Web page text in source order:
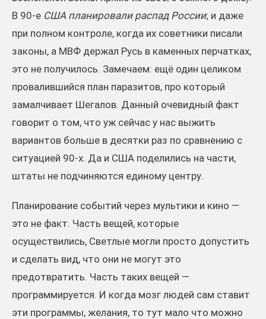
В 90-е США планировали распад России; и даже
при полном контроле, когда их советники писали
законы, а МВФ держал Русь в каменных перчатках,
это не получилось. Замечаем: ещё один целиком
провалившийся план паразитов, про который
замалчивает Шегалов. Данный очевидный факт
говорит о том, что уж сейчас у нас выжить
вариантов больше в десятки раз по сравнению с
ситуацией 90-х. Да и США поделились на части,
штаты не подчиняются единому центру.
Планирование событий через мультики и кино —
это не факт. Часть вещей, которые
осуществились, Светлые могли просто допустить
и сделать вид, что они не могут это
предотвратить. Часть таких вещей —
программируется. И когда мозг людей сам ставит
эти программы, желания, то тут мало что можно